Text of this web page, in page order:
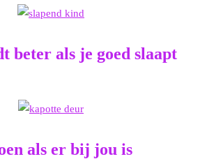
beter als je goed slaapt
als er bij jou is